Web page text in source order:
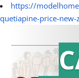
https://
quetiapine-price-new-